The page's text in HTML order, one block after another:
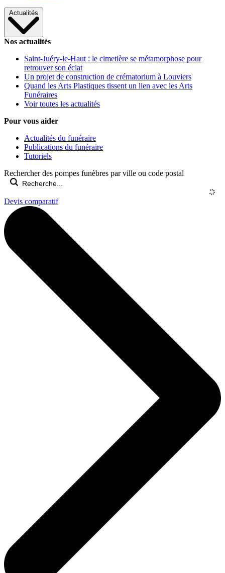
Actualités
Nos actualités
Saint-Juéry-le-Haut : le cimetière se métamorphose pour
retrouver son éclat
Un projet de construction de crématorium à Louviers
Quand les Arts Plastiques tissent un lien avec les Arts
Funéraires
Voir toutes les actualités
Pour vous aider
Actualités du funéraire
Publications du funéraire
Tutoriels
Rechercher des pompes funèbres par ville ou code postal
Devis comparatif